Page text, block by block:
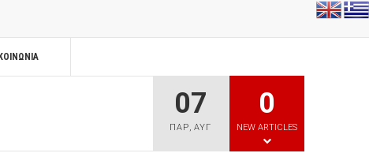
07
ΠΑΡ,ΑΥΓ
0
NEW ARTICLES